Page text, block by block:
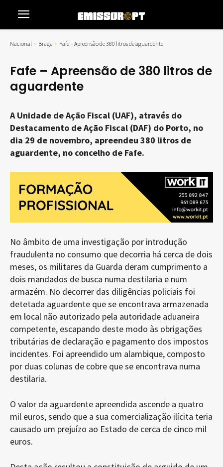
Nacional Braga Fafe – Apreensão de 380 litros de aguardente
Fafe – Apreensão de 380 litros de
aguardente
A Unidade de Ação Fiscal (UAF), através do
Destacamento de Ação Fiscal (DAF) do Porto, no
dia 29 de novembro, apreendeu 380 litros de
aguardente, no concelho de Fafe.
No âmbito de uma investigação por introdução
fraudulenta no consumo que decorria há cerca de dois
meses, os militares da Guarda deram cumprimento a
dois mandados de busca numa destilaria e num
armazém. No decorrer das diligências policiais foi
detetada aguardente que se encontrava armazenada
em local não autorizado pela autoridade aduaneira
competente, escapando deste modo às obrigações
tributárias de declaração e pagamento dos impostos
incidentes. Foi apreendido um alambique, composto
por duas colunas de cobre que se encontrava numa
destilaria.
O valor da aguardente apreendida ascende a quatro
mil euros, sendo que a sua comercialização ilícita teria
causado um prejuízo ao Estado de cerca de cinco mil
euros.